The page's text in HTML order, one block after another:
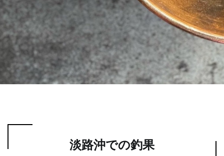
淡路沖での釣果